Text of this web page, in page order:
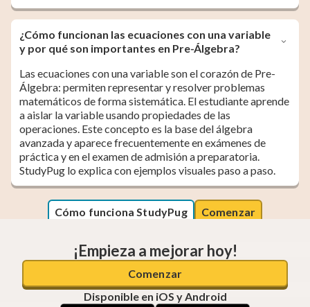
¿Cómo funcionan las ecuaciones con una variable
y por qué son importantes en Pre-Álgebra?
Las ecuaciones con una variable son el corazón de Pre-
Álgebra: permiten representar y resolver problemas
matemáticos de forma sistemática. El estudiante aprende
a aislar la variable usando propiedades de las
operaciones. Este concepto es la base del álgebra
avanzada y aparece frecuentemente en exámenes de
práctica y en el examen de admisión a preparatoria.
StudyPug lo explica con ejemplos visuales paso a paso.
Cómo funciona StudyPug Comenzar
¡Empieza a mejorar hoy!
Comenzar
Disponible en iOS y Android